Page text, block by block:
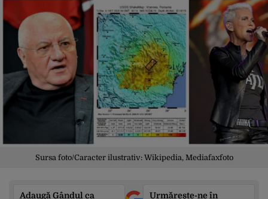
Sursa foto/Caracter ilustrativ: Wikipedia, Mediafaxfoto
Adaugă Gândul ca
Urmărește-ne în